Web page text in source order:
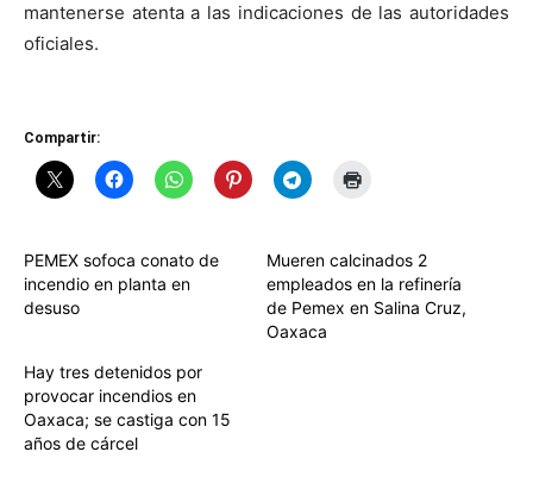
mantenerse atenta a las indicaciones de las autoridades
oficiales.
Compartir:
PEMEX sofoca conato de
incendio en planta en
desuso
Mueren calcinados 2
empleados en la refinería
de Pemex en Salina Cruz,
Oaxaca
Hay tres detenidos por
provocar incendios en
Oaxaca; se castiga con 15
años de cárcel